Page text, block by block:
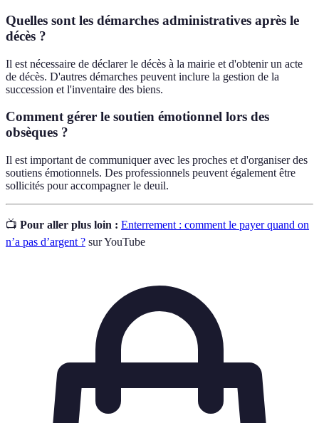
Quelles sont les démarches administratives après le
décès ?
Il est nécessaire de déclarer le décès à la mairie et d'obtenir un acte
de décès. D'autres démarches peuvent inclure la gestion de la
succession et l'inventaire des biens.
Comment gérer le soutien émotionnel lors des
obsèques ?
Il est important de communiquer avec les proches et d'organiser des
soutiens émotionnels. Des professionnels peuvent également être
sollicités pour accompagner le deuil.
📺 Pour aller plus loin : Enterrement : comment le payer quand on
n’a pas d’argent ? sur YouTube